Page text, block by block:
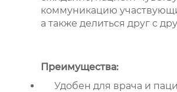
коммуникацию
а также делиться друг с
Преимущества:
Удобен для врача и